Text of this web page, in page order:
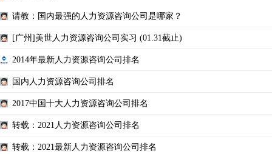
请教：国内最强的人力资源咨询公司是哪家？
[广州]美世人力资源咨询公司实习 (01.31截止)
2014年最新人力资源咨询公司排名
国内人力资源咨询公司排名
2017中国十大人力资源咨询公司排名
转载：2021人力资源咨询公司排名
转载：2021最新人力资源咨询公司排名